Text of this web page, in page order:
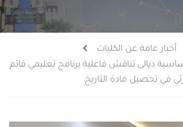
أخبار عامة عن الكليات
ديالى تناقش فاعلية برنامج تعليمي قائم
في تحصيل مادة التاريخ